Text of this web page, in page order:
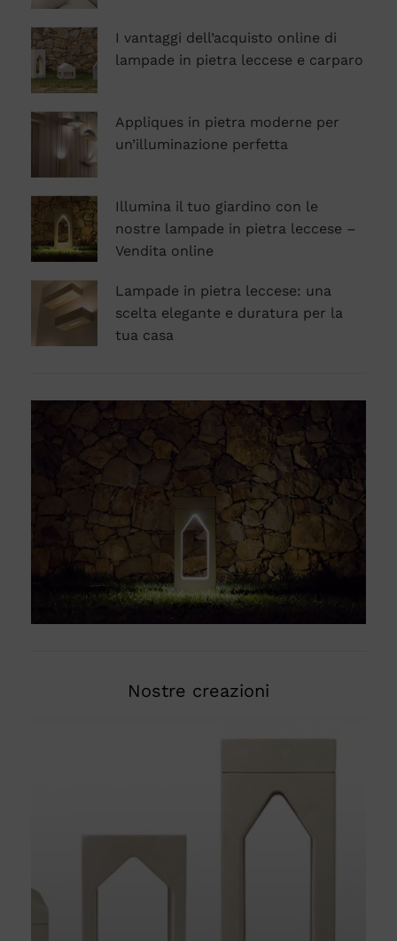
I vantaggi dell’acquisto online di
lampade in pietra leccese e carparo
Appliques in pietra moderne per
un’illuminazione perfetta
Illumina il tuo giardino con le
nostre lampade in pietra leccese –
Vendita online
Lampade in pietra leccese: una
scelta elegante e duratura per la
tua casa
Nostre creazioni